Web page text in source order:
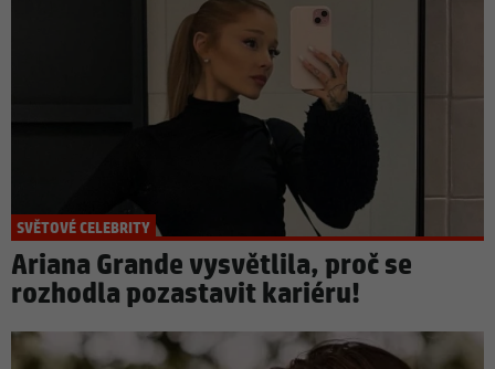
SVĚTOVÉ CELEBRITY
Ariana Grande vysvětlila, proč se
rozhodla pozastavit kariéru!